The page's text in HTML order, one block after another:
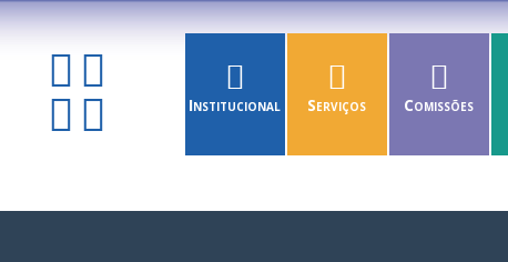
Institucional Serviços Comissões